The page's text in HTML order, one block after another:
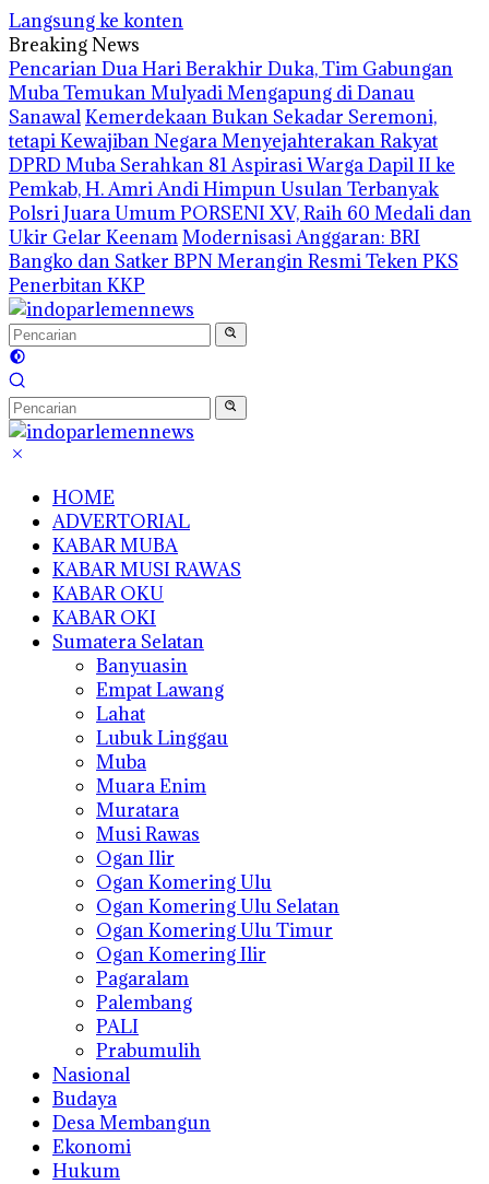
Langsung ke konten
Breaking News
Pencarian Dua Hari Berakhir Duka, Tim Gabungan
Muba Temukan Mulyadi Mengapung di Danau
SanawalKemerdekaan Bukan Sekadar Seremoni,
tetapi Kewajiban Negara Menyejahterakan Rakyat
DPRD Muba Serahkan 81 Aspirasi Warga Dapil II ke
Pemkab, H. Amri Andi Himpun Usulan Terbanyak
Polsri Juara Umum PORSENI XV, Raih 60 Medali dan
Ukir Gelar KeenamModernisasi Anggaran: BRI
Bangko dan Satker BPN Merangin Resmi Teken PKS
Penerbitan KKP
HOME
ADVERTORIAL
KABAR MUBA
KABAR MUSI RAWAS
KABAR OKU
KABAR OKI
Sumatera Selatan
Banyuasin
Empat Lawang
Lahat
Lubuk Linggau
Muba
Muara Enim
Muratara
Musi Rawas
Ogan Ilir
Ogan Komering Ulu
Ogan Komering Ulu Selatan
Ogan Komering Ulu Timur
Ogan Komering Ilir
Pagaralam
Palembang
PALI
Prabumulih
Nasional
Budaya
Desa Membangun
Ekonomi
Hukum